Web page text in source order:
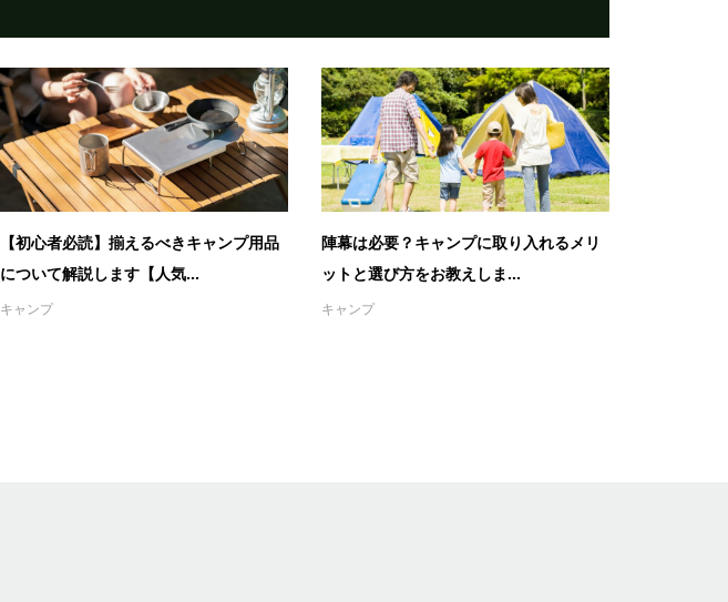
【初心者必読】揃えるべきキャンプ用品
について解説します【人気...
キャンプ
陣幕は必要？キャンプに取り入れるメリ
ットと選び方をお教えしま...
キャンプ